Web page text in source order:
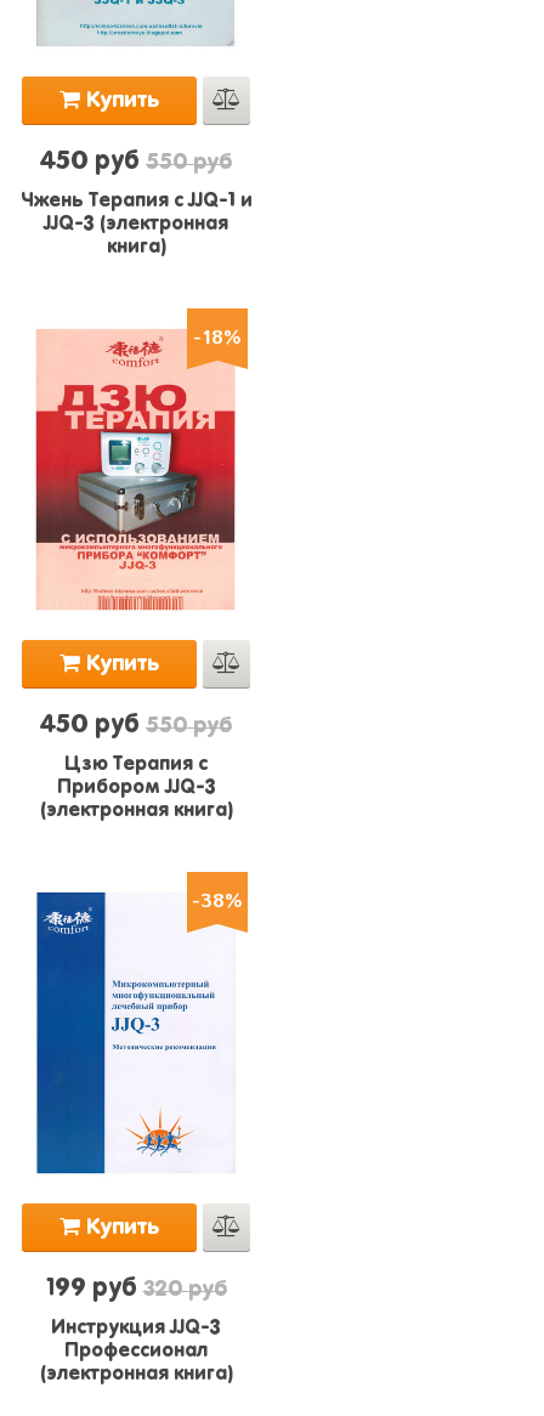
Купить
450 руб 550 руб
Чжень Терапия с JJQ-1 и
JJQ-3 (электронная
книга)
-18%
Купить
450 руб 550 руб
Цзю Терапия с
Прибором JJQ-3
(электронная книга)
-38%
Купить
199 руб320 руб
Инструкция JJQ-3
Профессионал
(электронная книга)